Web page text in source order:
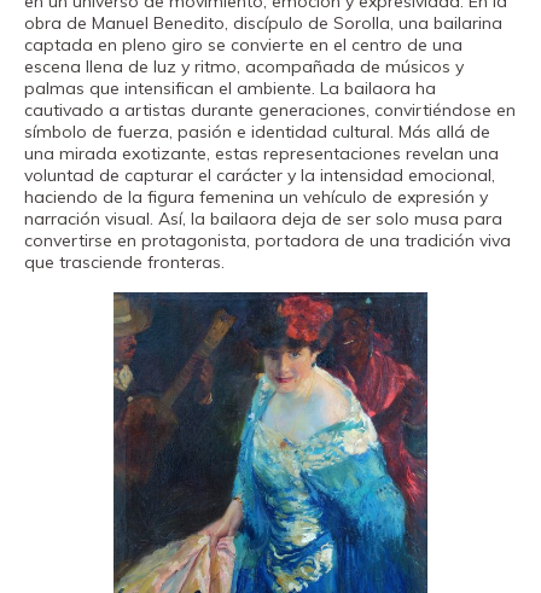
obra de Manuel Benedito, discípulo de Sorolla, una bailarina
captada en pleno giro se convierte en el centro de una
escena llena de luz y ritmo, acompañada de músicos y
palmas que intensifican el ambiente. La bailaora ha
cautivado a artistas durante generaciones, convirtiéndose en
símbolo de fuerza, pasión e identidad cultural. Más allá de
una mirada exotizante, estas representaciones revelan una
voluntad de capturar el carácter y la intensidad emocional,
haciendo de la figura femenina un vehículo de expresión y
narración visual. Así, la bailaora deja de ser solo musa para
convertirse en protagonista, portadora de una tradición viva
que trasciende fronteras.